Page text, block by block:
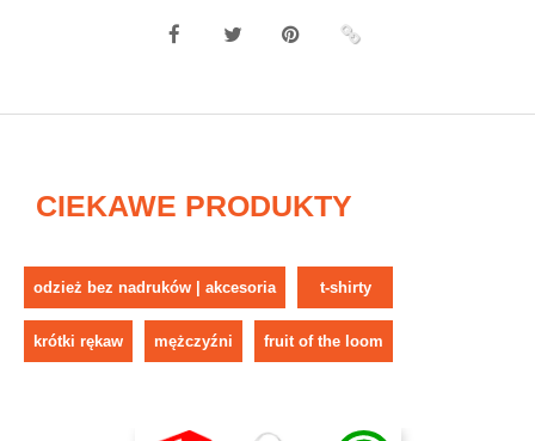
CIEKAWE PRODUKTY
odzież bez nadruków | akcesoria t-shirty
krótki rękaw mężczyźni fruit of the loom